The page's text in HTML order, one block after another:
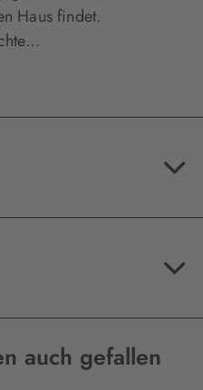
Haus findet.
auch gefallen